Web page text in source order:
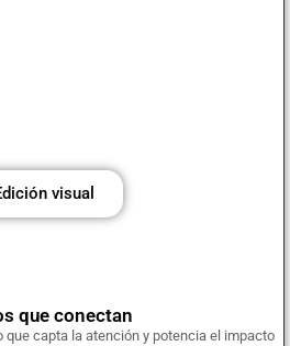
visual
que conectan
que capta la atención y potencia el impacto